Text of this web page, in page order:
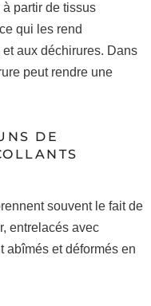
partir de tissus
qui les rend
aux déchirures. Dans
peut rendre une
DE
souvent le fait de
entrelacés avec
abîmés et déformés en